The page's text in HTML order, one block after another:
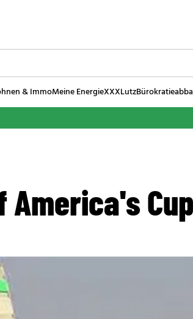
& ImmoMeine EnergieXXXLutz
America's Cup